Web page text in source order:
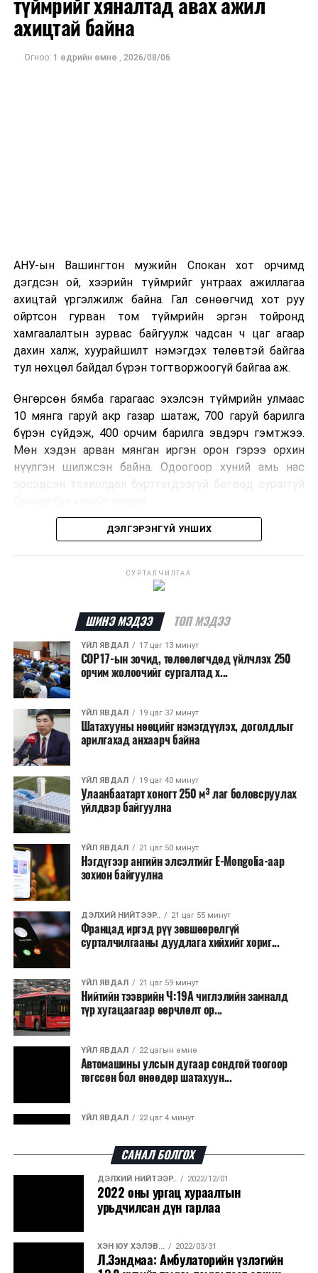
оны орлого 6.2 тэрбум рубль, цэвэр ашиг нь 1.9
тэрбум рубльд хүрсэн гэж РБК мэдээлсэн байна.
Одоогоор дэлбэрэлтийн шалтгаан, хэрэгт холбоотой
түймрийг хяналтад авах ажил
ахицтай байна
Огноо: 1 өдрийн өмнө , 2026/08/06
АНУ-ын Вашингтон мужийн Спокан хот орчимд
дэгдсэн ой, хээрийн түймрийг унтраах ажиллагаа
ахицтай үргэлжилж байна. Гал сөнөөгчид хот руу
ойртсон гурван том түймрийн эргэн тойронд
хамгаалалтын зурвас байгуулж чадсан ч цаг агаар
дахин халж, хуурайшилт нэмэгдэх төлөвтэй байгаа
тул нөхцөл байдал бүрэн тогтворжоогүй байгаа аж.
Өнгөрсөн бямба гарагаас эхэлсэн түймрийн улмаас
10 мянга гаруй акр газар шатаж, 700 гаруй барилга
бүрэн сүйдэж, 400 орчим барилга эвдэрч гэмтжээ.
Мөн хэдэн арван мянган иргэн орон гэрээ орхин
нүүлгэн шилжсэн байна. Одоогоор хүний амь нас
эрсэдсэн тохиолдол бүртгэгдээгүй бөгөөд сураггүй
Албаныхны мэдээлснээр түймрийн нэг голомтыг
шатаасан гэх үндэслэлээр эрүүгийн хэрэг үүсгэн
шалтгааныг үргэлжлүүлэн тогтоож байгаа бөгөөд
аянгын улмаас үүсээгүй гэж үзэж байгаа аж.
Одоогоор АНУ даяар 13 мужид 90 гаруй томоохон ой,
хээрийн түймэр идэвхтэй үргэлжилж байгаагийн
талаас илүү нь Орегон болон Вашингтон мужид
бүртгэгдсэн байна. Цаг уурын байгууллагууд ойрын
өдрүүдэд агаарын температур дахин огцом
нэмэгдэж, хуурайшилт эрчимжих төлөвтэй байгааг
анхааруулсан бөгөөд энэ нь гал унтраах ажиллагаанд
шинэ сорилт учруулж болзошгүйг онцолжээ.
ДЭЛГЭРЭНГҮЙ УНШИХ
СУРТАЛЧИЛГАА
ШИНЭ МЭДЭЭ ТОП МЭДЭЭ
ҮЙЛ ЯВДАЛ 17 цаг 13 минут
COP17-ын зочид, төлөөлөгчдөд үйлчлэх 250
орчим жолоочийг сургалтад х...
ҮЙЛ ЯВДАЛ 19 цаг 37 минут
Шатахууны нөөцийг нэмэгдүүлэх, доголдлыг
арилгахад анхаарч байна
ҮЙЛ ЯВДАЛ 19 цаг 40 минут
Улаанбаатарт хоногт 250 м³ лаг боловсруулах
үйлдвэр байгуулна
ҮЙЛ ЯВДАЛ 21 цаг 50 минут
Нэгдүгээр ангийн элсэлтийг E-Mongolia-аар
зохион байгуулна
ДЭЛХИЙ НИЙТЭЭР.. 21 цаг 55 минут
Францад иргэд рүү зөвшөөрөлгүй
сурталчилгааны дуудлага хийхийг хориг...
ҮЙЛ ЯВДАЛ 21 цаг 59 минут
Нийтийн тээврийн Ч:19А чиглэлийн замналд
түр хугацаагаар өөрчлөлт ор...
ҮЙЛ ЯВДАЛ 22 цагын өмнө
Автомашины улсын дугаар сондгой тоогоор
төгссөн бол өнөөдөр шатахуун...
ҮЙЛ ЯВДАЛ 22 цаг 4 минут
ДЭЛХИЙ НИЙТЭЭР..
“Уралдронзавод” компанийн ерөнхий
захирлын автомашиныг дэлбэлжээ...
ҮЙЛ ЯВДАЛ 2026/08/06
Сүхбаатар боомтоор тав хоногт 10 мянга гаруй
САНАЛ БОЛГОХ
ДЭЛХИЙ НИЙТЭЭР.. 2022/12/01
2022 оны ургац хураалтын
урьдчилсан дүн гарлаа
ХЭН ЮУ ХЭЛЭВ... 2022/03/31
Л.Зэндмаа: Амбулаторийн үзлэгийн